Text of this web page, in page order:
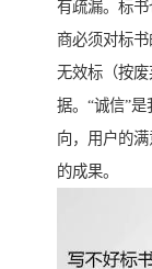
有疏漏。标
商必须对标
无效标（按
据。“诚信”
向，用户的
的成果。